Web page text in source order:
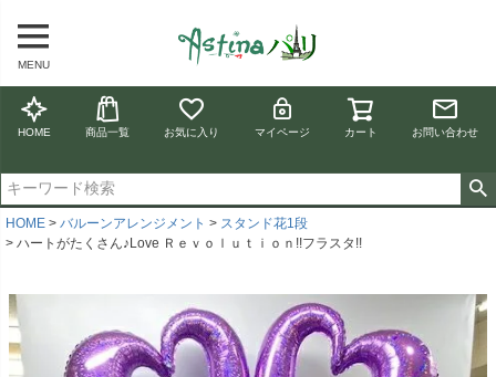
MENU
HOME 商品一覧 お気に入り マイページ カート お問い合わせ
HOME バルーンアレンジメント
スタンド花1段
ハートがたくさん♪Love Ｒｅｖｏｌｕｔｉｏｎ!!フラスタ!!